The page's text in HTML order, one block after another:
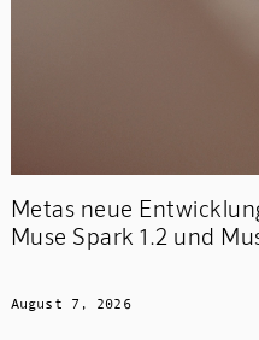
Metas neue
Muse Spark 1.2 und
August 7, 2026